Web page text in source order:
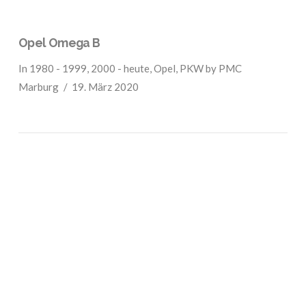
Opel Omega B
In 1980 - 1999, 2000 - heute,Opel, PKWby PMC
Marburg
19. März 2020